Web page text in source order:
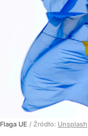
Flaga UE / Źródło: Unsplash